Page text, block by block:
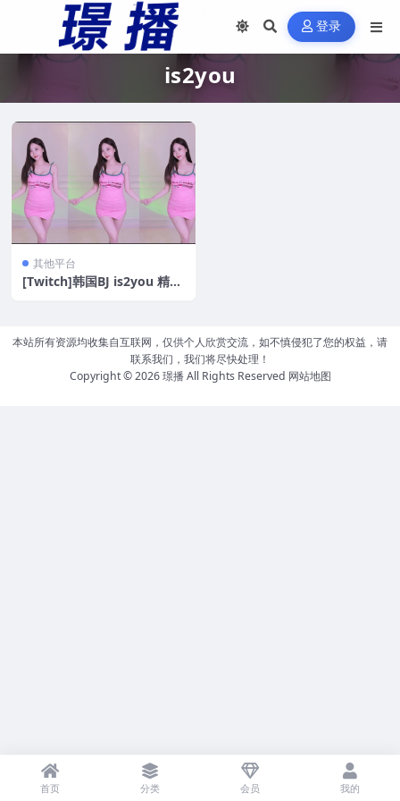
登录
is2you
其他平台
[Twitch]韩国BJ is2you 精选
本站所有资源均收集自互联网，仅供个人欣赏交流，如不慎侵犯了您的权益，请
联系我们，我们将尽快处理！
Copyright © 2026璟播All Rights Reserved 网站地图
首页 分类 会员 我的